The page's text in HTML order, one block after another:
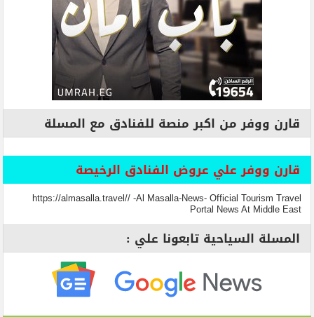
قارن ووفر من اكبر منصة للفنادق مع المسلة
قارن ووفر علي عروض الفنادق الرخيصة
https://almasalla.travel// -Al Masalla-News- Official Tourism Travel
Portal News At Middle East
المسلة السياحية تابعونا علي :